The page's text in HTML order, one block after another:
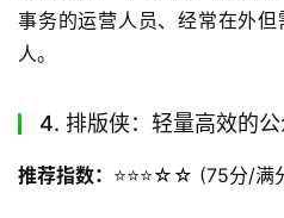
事务的运营人员、经常在外
人。
4. 排版侠：轻量高效的
推荐指数： ⭐️⭐️⭐️☆☆ (75分/满